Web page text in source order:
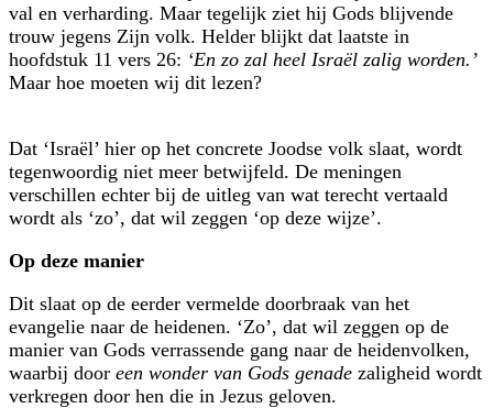
val en verharding. Maar tegelijk ziet hij Gods blijvende
trouw jegens Zijn volk. Helder blijkt dat laatste in
hoofdstuk 11 vers 26: ‘En zo zal heel Israël zalig worden.’
Maar hoe moeten wij dit lezen?
Dat ‘Israël’ hier op het concrete Joodse volk slaat, wordt
tegenwoordig niet meer betwijfeld. De meningen
verschillen echter bij de uitleg van wat terecht vertaald
wordt als ‘zo’, dat wil zeggen ‘op deze wijze’.
Op deze manier
Dit slaat op de eerder vermelde doorbraak van het
evangelie naar de heidenen. ‘Zo’, dat wil zeggen op de
manier van Gods verrassende gang naar de heidenvolken,
waarbij door een wonder van Gods genade zaligheid wordt
verkregen door hen die in Jezus geloven.